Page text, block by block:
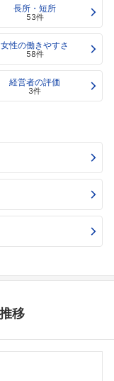
長所・短所
53件
女性の働きやすさ
58件
経営者の評価
3件
移